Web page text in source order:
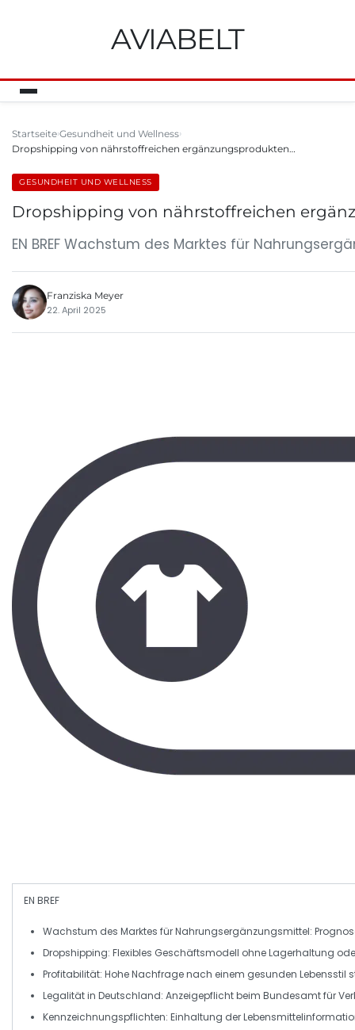
AVIABELT
Startseite Gesundheit und Wellness
Dropshipping von nährstoffreichen ergänzungsprodukten…
GESUNDHEIT UND WELLNESS
Dropshipping von nährstoffreichen
EN BREF Wachstum des Marktes für
Franziska Meyer
22. April 2025
EN BREF
Wachstum des Marktes fürNahrungsergänzungsmittel:
Dropshipping: Flexibles Geschäftsmodell ohne Lagerhaltung
Profitabilität: Hohe Nachfrage nach einem gesunden Lebensstil
Legalität in Deutschland: Anzeigepflichtbeim Bundesamt für
Kennzeichnungspflichten: Einhaltung der